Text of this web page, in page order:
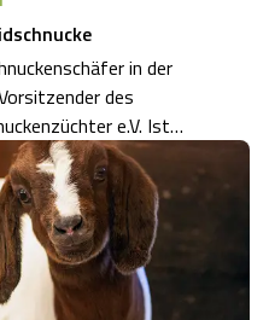
in der
des
e.V. Ist
für Sie? Die
ja beantworten. Der
un…